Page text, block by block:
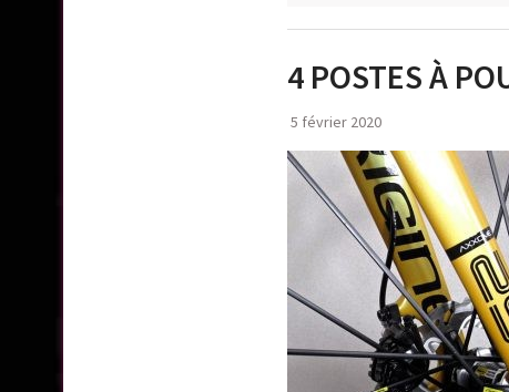
4 POSTES À
5 février 2020